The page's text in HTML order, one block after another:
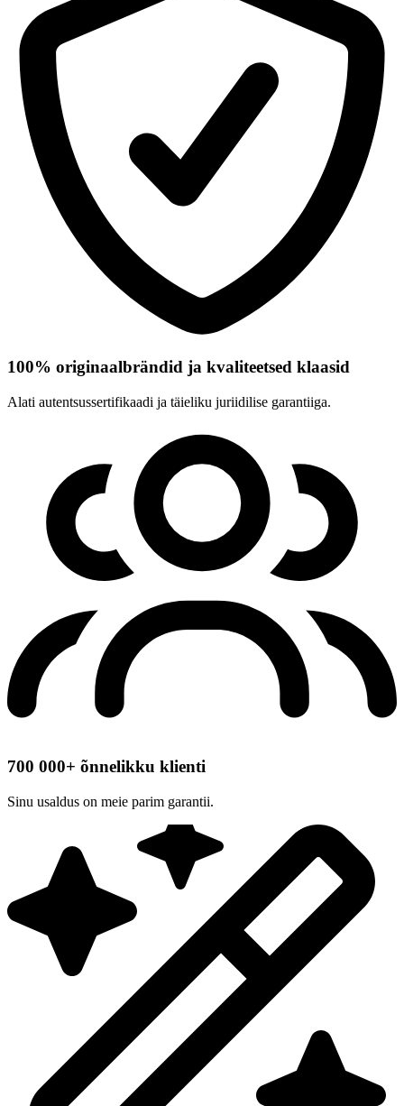
100% originaalbrändid ja kvaliteetsed klaasid
Alati autentsussertifikaadi ja täieliku juriidilise garantiiga.
700 000+ õnnelikku klienti
Sinu usaldus on meie parim garantii.